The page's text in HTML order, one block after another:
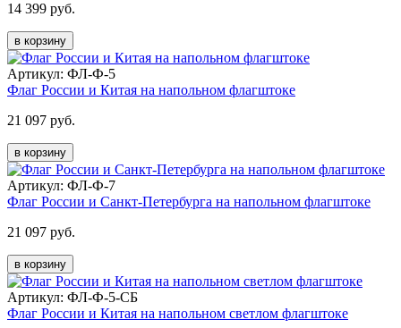
14 399 руб.
в корзину
Артикул: ФЛ-Ф-5
Флаг России и Китая на напольном флагштоке
21 097 руб.
в корзину
Артикул: ФЛ-Ф-7
Флаг России и Санкт-Петербурга на напольном флагштоке
21 097 руб.
в корзину
Артикул: ФЛ-Ф-5-СБ
Флаг России и Китая на напольном светлом флагштоке